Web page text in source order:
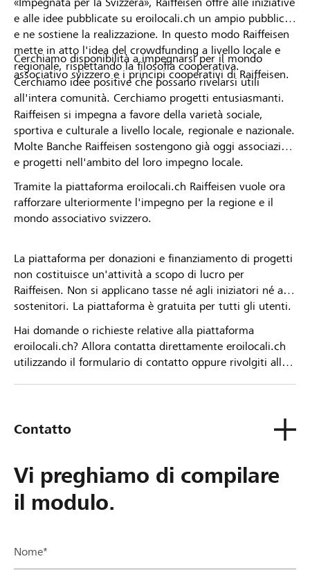
e alle idee pubblicate su eroilocali.ch un ampio pubblico
e ne sostiene la realizzazione. In questo modo Raiffeisen
mette in atto l'idea del crowdfunding a livello locale e
regionale, rispettando la filosofia cooperativa.
Cerchiamo idee positive che possano rivelarsi utili
all'intera comunità. Cerchiamo progetti entusiasmanti.
Cerchiamo disponibilità a impegnarsi per il mondo
associativo svizzero e i principi cooperativi di Raiffeisen.
Raiffeisen si impegna a favore della varietà sociale,
sportiva e culturale a livello locale, regionale e nazionale.
Molte Banche Raiffeisen sostengono già oggi associazioni
e progetti nell'ambito del loro impegno locale.
Tramite la piattaforma eroilocali.ch Raiffeisen vuole ora
rafforzare ulteriormente l'impegno per la regione e il
mondo associativo svizzero.
La piattaforma per donazioni e finanziamento di progetti
non costituisce un'attività a scopo di lucro per
Raiffeisen. Non si applicano tasse né agli iniziatori né ai
sostenitori. La piattaforma è gratuita per tutti gli utenti.
Hai domande o richieste relative alla piattaforma
eroilocali.ch? Allora contatta direttamente eroilocali.ch
utilizzando il formulario di contatto oppure rivolgiti alla
Contatto
Vi preghiamo di compilare
il modulo.
Nome*